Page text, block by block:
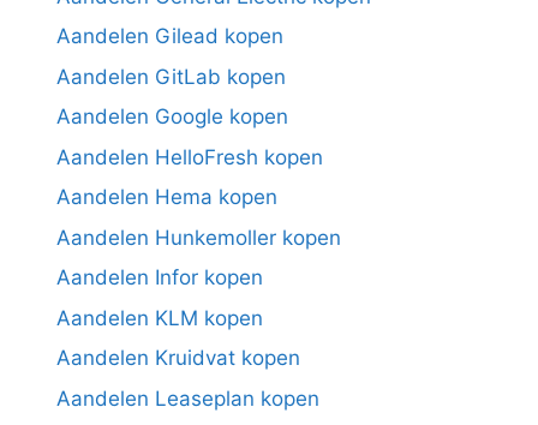
Aandelen Gilead kopen
Aandelen GitLab kopen
Aandelen Google kopen
Aandelen HelloFresh kopen
Aandelen Hema kopen
Aandelen Hunkemoller kopen
Aandelen Infor kopen
Aandelen KLM kopen
Aandelen Kruidvat kopen
Aandelen Leaseplan kopen